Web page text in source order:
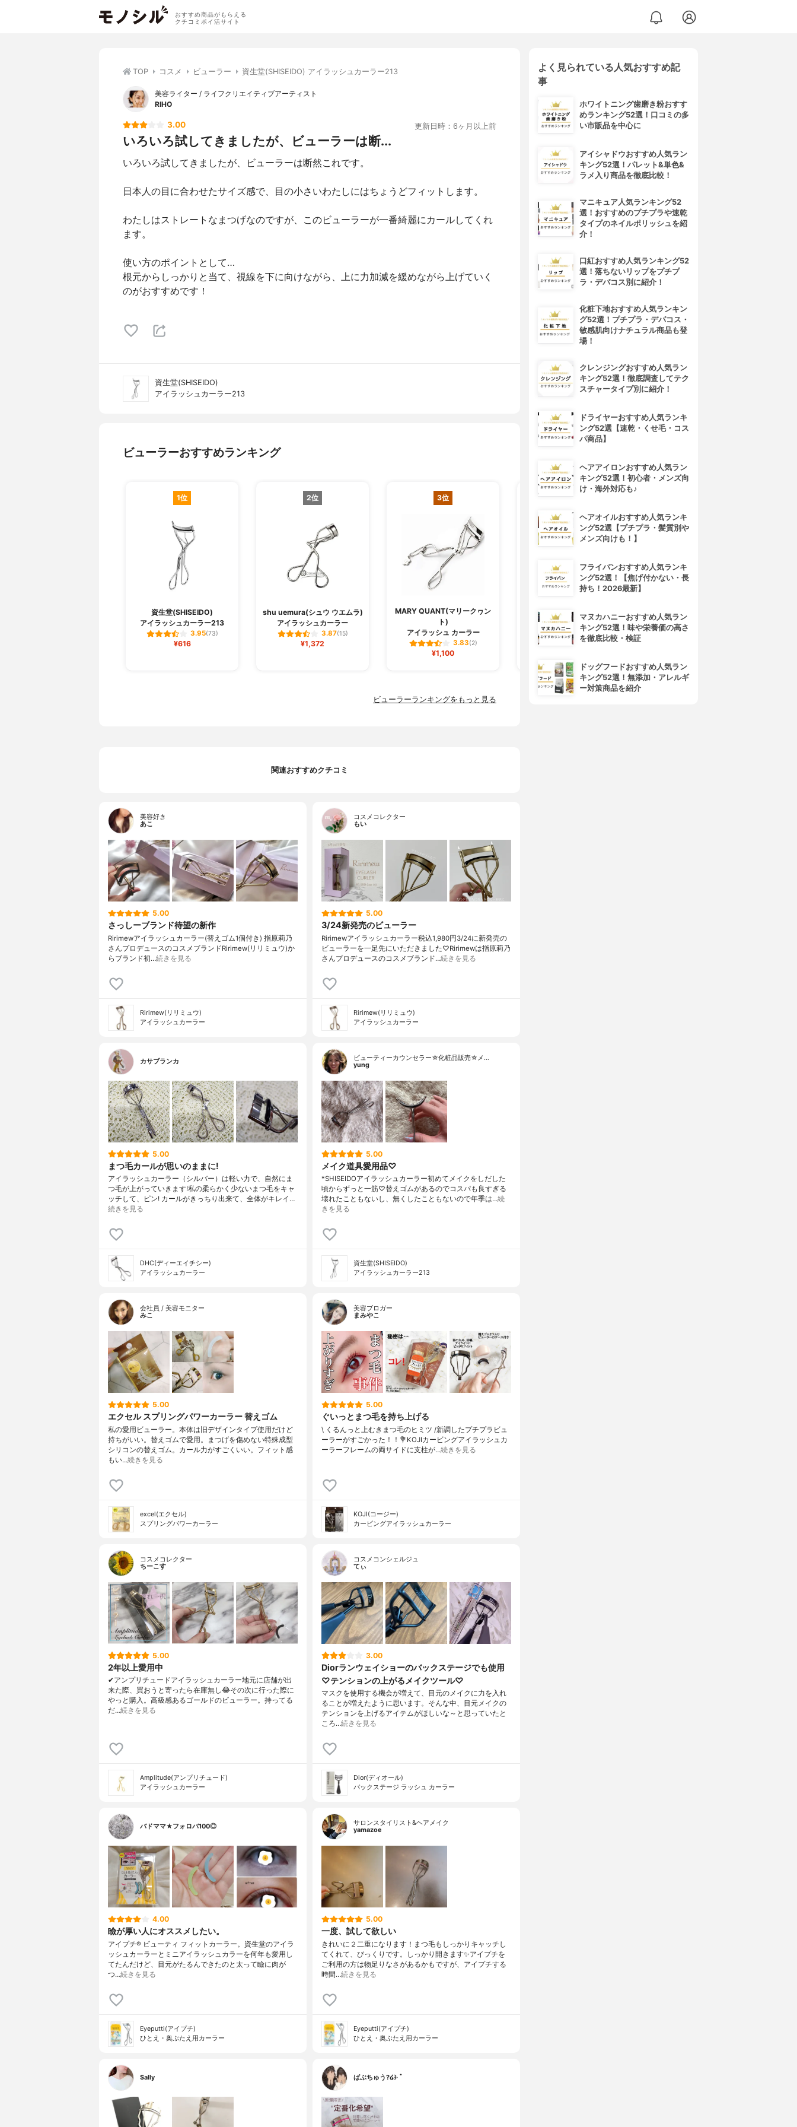
おすすめ商品がもらえる
クチコミポイ活サイト
TOP コスメ ビューラー 資生堂(SHISEIDO) アイラッシュカーラー213
美容ライター / ライフクリエイティブアーティスト
RIHO
3.00 更新日時：6ヶ月以上前
いろいろ試してきましたが、ビューラーは断...
いろいろ試してきましたが、ビューラーは断然これです。
日本人の目に合わせたサイズ感で、目の小さいわたしにはちょうどフィットします。
わたしはストレートなまつげなのですが、このビューラーが一番綺麗にカールしてくれ
ます。
使い方のポイントとして…
根元からしっかりと当て、視線を下に向けながら、上に力加減を緩めながら上げていく
のがおすすめです！
資生堂(SHISEIDO)
アイラッシュカーラー213
ビューラーおすすめランキング
1位
資生堂(SHISEIDO)
アイラッシュカーラー213
3.95(73)
¥616
2位
shu uemura(シュウ ウエムラ)
アイラッシュカーラー
3.87(15)
¥1,372
3位
MARY QUANT(マリークヮン
ト)
アイラッシュ カーラー
3.83(2)
¥1,100
資生堂(SHISEIDO)
ミニアイラッシュカーラー 215
3.82(11)
¥691
shu uemura(シュウ ウエムラ)
S カーラー
ビューラーランキングをもっと見る
関連おすすめクチコミ
美容好き
あこ
5.00
さっしーブランド待望の新作
⁡Ririmew⁡⁡アイラッシュカーラー⁡⁡⁡(替えゴム1個付き) ⁡⁡⁡⁡⁡指原莉乃
さんプロデュースのコスメブランドRirimew(リリミュウ)か
らブランド初…続きを見る
Ririmew(リリミュウ)
アイラッシュカーラー
コスメコレクター
もい
5.00
3/24新発売のビューラー
Ririmewアイラッシュカーラー税込1,980円3/24に新発売の
ビューラーを一足先にいただきました♡Ririmewは指原莉乃
さんプロデュースのコスメブランド…続きを見る
Ririmew(リリミュウ)
アイラッシュカーラー
カサブランカ
5.00
まつ毛カールが思いのままに!
アイラッシュカーラー（シルバー）は軽い力で、自然にま
つ毛が上がっていきます!私の柔らかく少ないまつ毛をキャ
ッチして、ピン! カールがきっちり出来て、全体がキレイ…
続きを見る
DHC(ディーエイチシー)
アイラッシュカーラー
ビューティーカウンセラー☆化粧品販売☆メ…
yung
5.00
メイク道具愛用品♡
*SHISEIDOアイラッシュカーラー初めてメイクをしだした
頃からずっと一筋♡替えゴムがあるのでコスパも良すぎる
壊れたこともないし、無くしたこともないので年季は…続
きを見る
資生堂(SHISEIDO)
アイラッシュカーラー213
会社員 / 美容モニター
みこ
5.00
エクセル スプリングパワーカーラー 替えゴム
私の愛用ビューラー。本体は旧デザインタイプ使用だけど
持ちがいい。替えゴムで愛用。まつげを傷めない特殊成型
シリコンの替えゴム。カール力がすごくいい。フィット感
もい…続きを見る
excel(エクセル)
スプリングパワーカーラー
美容ブロガー
まみやこ
5.00
ぐいっとまつ毛を持ち上げる
\ くるんっと上むきまつ毛のヒミツ /⁡新調したプチプラビュ
ーラーがすごかった！！⁡⁡⁡💐KOJIカービングアイラッシュカ
ーラー⁡⁡⁡フレームの両サイドに支柱が…続きを見る
KOJI(コージー)
カービングアイラッシュカーラー
コスメコレクター
ちーこす
5.00
2年以上愛用中
✔︎アンプリチュードアイラッシュカーラー地元に店舗が出
来た際、買おうと寄ったら在庫無し😂その次に行った際に
やっと購入。高級感あるゴールドのビューラー。持ってる
だ…続きを見る
Amplitude(アンプリチュード)
アイラッシュカーラー
コスメコンシェルジュ
てぃ
3.00
Diorランウェイショーのバックステージでも使用
♡テンションの上がるメイクツール♡
マスクを使用する機会が増えて、目元のメイクに力を入れ
ることが増えたように思います。そんな中、目元メイクの
テンションを上げるアイテムがほしいな～と思っていたと
ころ…続きを見る
Dior(ディオール)
バックステージ ラッシュ カーラー
バドママ★フォロバ100◎
4.00
瞼が厚い人にオススメしたい。
アイプチ® ビューティ フィットカーラー。資生堂のアイラ
ッシュカーラーとミニアイラッシュカラーを何年も愛用し
てたんだけど、目元がたるんできたのと太って瞼に肉が
つ…続きを見る
Eyeputti(アイプチ)
ひとえ・奥ぶたえ用カーラー
サロンスタイリスト&ヘアメイク
yamazoe
5.00
一度、試して欲しい
きれいに２二重になります！まつ毛もしっかりキャッチし
てくれて、びっくりです。しっかり開きます✨アイプチを
ご利用の方は物足りなさがあるかもですが、アイプチする
時間…続きを見る
Eyeputti(アイプチ)
ひとえ・奥ぶたえ用カーラー
Sally ばぶちゅう?໒꒱· ﾟ
よく見られている人気おすすめ記
事
ホワイトニング歯磨き粉おすす
めランキング52選！口コミの多
い市販品を中心に
アイシャドウおすすめ人気ラン
キング52選！パレット&単色&
ラメ入り商品を徹底比較！
マニキュア人気ランキング52
選！おすすめのプチプラや速乾
タイプのネイルポリッシュを紹
介！
口紅おすすめ人気ランキング52
選！落ちないリップをプチプ
ラ・デパコス別に紹介！
化粧下地おすすめ人気ランキン
グ52選！プチプラ・デパコス・
敏感肌向けナチュラル商品も登
場！
クレンジングおすすめ人気ラン
キング52選！徹底調査してテク
スチャータイプ別に紹介！
ドライヤーおすすめ人気ランキ
ング52選【速乾・くせ毛・コス
パ商品】
ヘアアイロンおすすめ人気ラン
キング52選！初心者・メンズ向
け・海外対応も♪
ヘアオイルおすすめ人気ランキ
ング52選【プチプラ・髪質別や
メンズ向けも！】
フライパンおすすめ人気ランキ
ング52選！【焦げ付かない・長
持ち！2026最新】
マヌカハニーおすすめ人気ラン
キング52選！味や栄養価の高さ
を徹底比較・検証
ドッグフードおすすめ人気ラン
キング52選！無添加・アレルギ
ー対策商品を紹介